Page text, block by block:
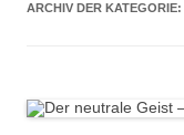
ARCHIV DER KATEGORIE: